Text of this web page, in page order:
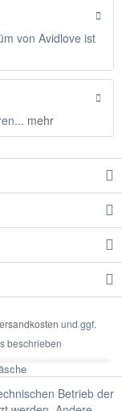
von Avidlove ist
mehr
und ggf.
beschrieben
Betrieb der